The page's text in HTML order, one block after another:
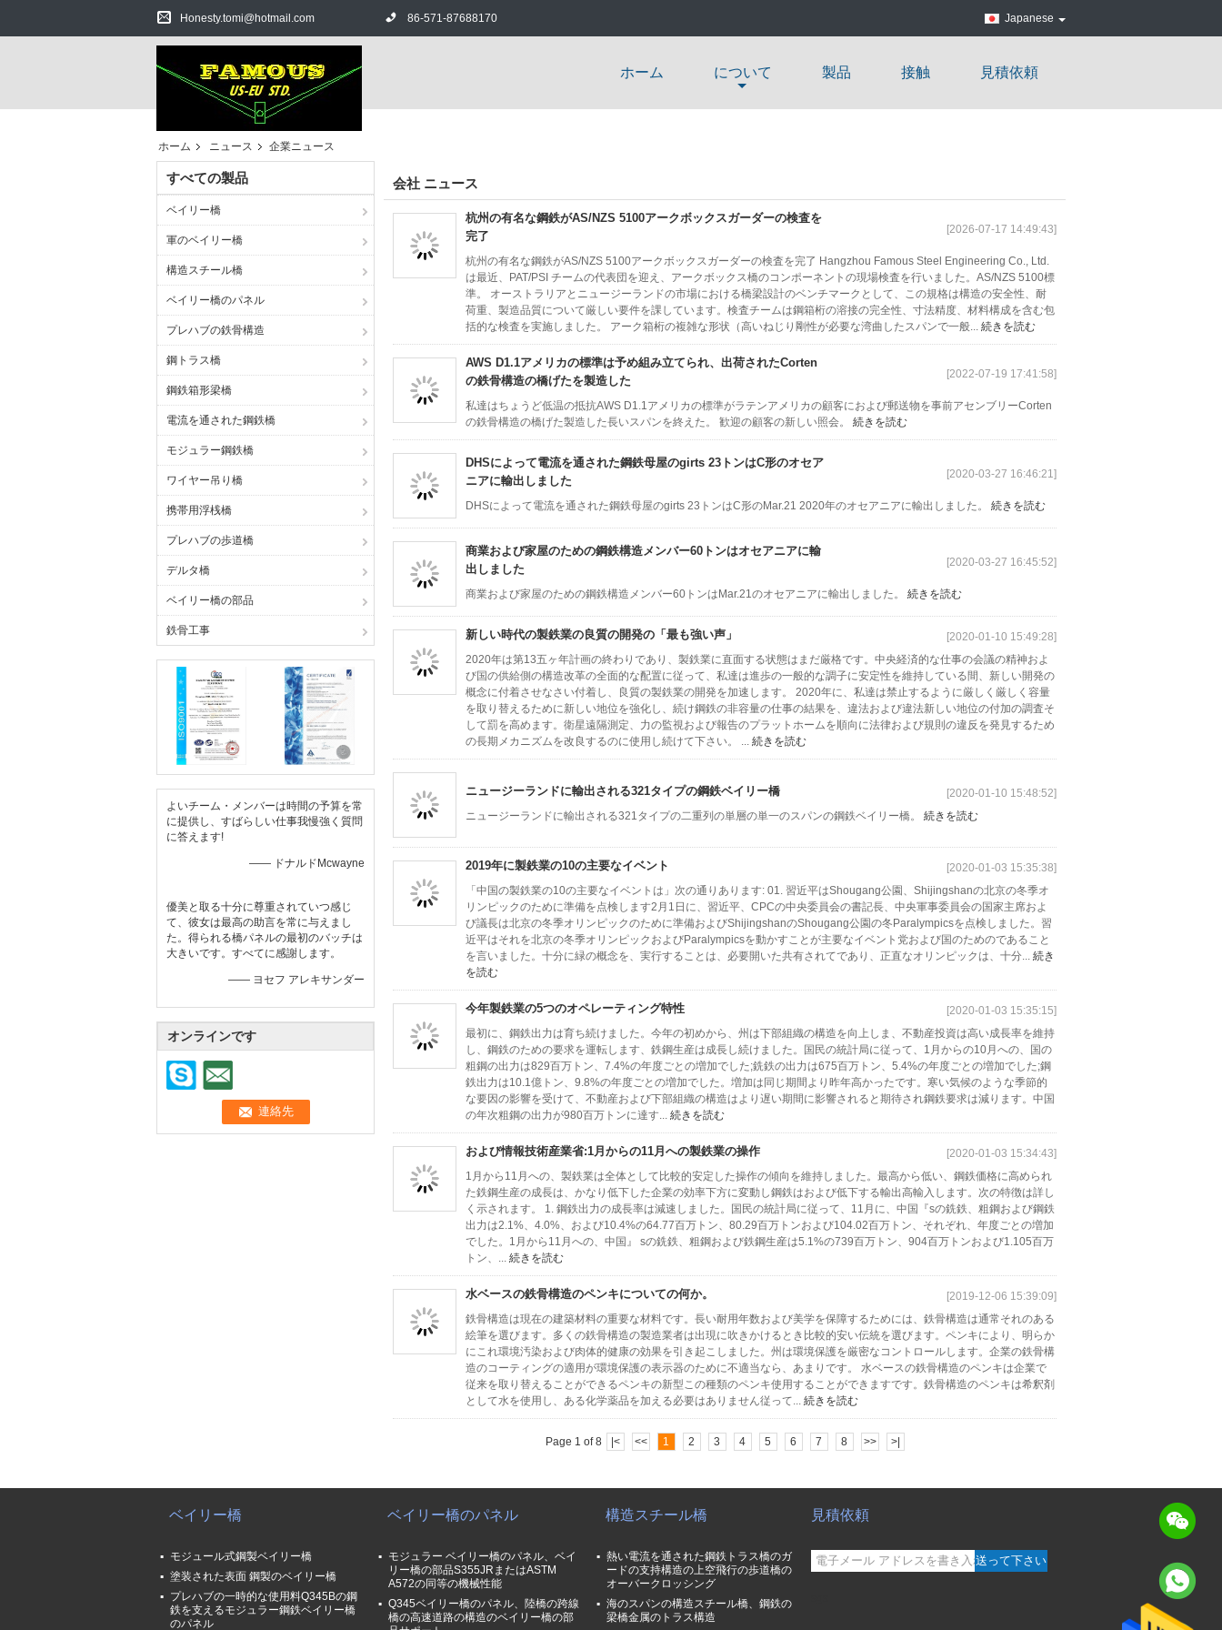
Honesty.tomi@hotmail.com 86-571-87688170 Japanese
ホーム について 製品 接触 見積依頼
ホーム ニュース 企業ニュース
すべての製品
ベイリー橋
軍のベイリー橋
構造スチール橋
ベイリー橋のパネル
プレハブの鉄骨構造
鋼トラス橋
鋼鉄箱形梁橋
電流を通された鋼鉄橋
モジュラー鋼鉄橋
ワイヤー吊り橋
携帯用浮桟橋
プレハブの歩道橋
デルタ橋
ベイリー橋の部品
鉄骨工事
よいチーム・メンバーは時間の予算を常
に提供し、すばらしい仕事我慢強く質問
に答えます!
—— ドナルドMcwayne
優美と取る十分に尊重されていつ感じ
て、彼女は最高の助言を常に与えまし
た。得られる橋パネルの最初のバッチは
大きいです。すべてに感謝します。
—— ヨセフ アレキサンダー
オンラインです
会社 ニュース
杭州の有名な鋼鉄がAS/NZS 5100アークボックスガーダーの検査を
完了
[2026-07-17 14:49:43]
杭州の有名な鋼鉄がAS/NZS 5100アークボックスガーダーの検査を完了 Hangzhou Famous Steel Engineering Co., Ltd.
は最近、PAT/PSI チームの代表団を迎え、アークボックス橋のコンポーネントの現場検査を行いました。AS/NZS 5100標
準。 オーストラリアとニュージーランドの市場における橋梁設計のベンチマークとして、この規格は構造の安全性、耐
荷重、製造品質について厳しい要件を課しています。検査チームは鋼箱桁の溶接の完全性、寸法精度、材料構成を含む包
括的な検査を実施しました。 アーク箱桁の複雑な形状（高いねじり剛性が必要な湾曲したスパンで一般... 続きを読む
AWS D1.1アメリカの標準は予め組み立てられ、出荷されたCorten
の鉄骨構造の橋げたを製造した
[2022-07-19 17:41:58]
私達はちょうど低温の抵抗AWS D1.1アメリカの標準がラテンアメリカの顧客におよび郵送物を事前アセンブリーCorten
の鉄骨構造の橋げた製造した長いスパンを終えた。 歓迎の顧客の新しい照会。 続きを読む
DHSによって電流を通された鋼鉄母屋のgirts 23トンはC形のオセア
ニアに輸出しました
[2020-03-27 16:46:21]
DHSによって電流を通された鋼鉄母屋のgirts 23トンはC形のMar.21 2020年のオセアニアに輸出しました。 続きを読む
商業および家屋のための鋼鉄構造メンバー60トンはオセアニアに輸
出しました
[2020-03-27 16:45:52]
商業および家屋のための鋼鉄構造メンバー60トンはMar.21のオセアニアに輸出しました。 続きを読む
新しい時代の製鉄業の良質の開発の「最も強い声」
[2020-01-10 15:49:28]
2020年は第13五ヶ年計画の終わりであり、製鉄業に直面する状態はまだ厳格です。中央経済的な仕事の会議の精神およ
び国の供給側の構造改革の全面的な配置に従って、私達は進歩の一般的な調子に安定性を維持している間、新しい開発の
概念に付着させなさい付着し、良質の製鉄業の開発を加速します。 2020年に、私達は禁止するように厳しく厳しく容量
を取り替えるために新しい地位を強化し、続け鋼鉄の非容量の仕事の結果を、違法および違法新しい地位の付加の調査そ
して罰を高めます。衛星遠隔測定、力の監視および報告のプラットホームを順向に法律および規則の違反を発見するため
の長期メカニズムを改良するのに使用し続けて下さい。 ... 続きを読む
ニュージーランドに輸出される321タイプの鋼鉄ベイリー橋
[2020-01-10 15:48:52]
ニュージーランドに輸出される321タイプの二重列の単層の単一のスパンの鋼鉄ベイリー橋。 続きを読む
2019年に製鉄業の10の主要なイベント
[2020-01-03 15:35:38]
「中国の製鉄業の10の主要なイベントは」次の通りあります: 01. 習近平はShougang公園、Shijingshanの北京の冬季オ
リンピックのために準備を点検します2月1日に、習近平、CPCの中央委員会の書記長、中央軍事委員会の国家主席およ
び議長は北京の冬季オリンピックのために準備およびShijingshanのShougang公園の冬Paralympicsを点検しました。習
近平はそれを北京の冬季オリンピックおよびParalympicsを動かすことが主要なイベント党および国のためのであること
を言いました。十分に緑の概念を、実行することは、必要開いた共有されてであり、正直なオリンピックは、十分... 続き
を読む
今年製鉄業の5つのオペレーティング特性
[2020-01-03 15:35:15]
最初に、鋼鉄出力は育ち続けました。今年の初めから、州は下部組織の構造を向上しま、不動産投資は高い成長率を維持
し、鋼鉄のための要求を運転します、鉄鋼生産は成長し続けました。国民の統計局に従って、1月からの10月への、国の
粗鋼の出力は829百万トン、7.4%の年度ごとの増加でした;銑鉄の出力は675百万トン、5.4%の年度ごとの増加でした;鋼
鉄出力は10.1億トン、9.8%の年度ごとの増加でした。増加は同じ期間より昨年高かったです。寒い気候のような季節的
な要因の影響を受けて、不動産および下部組織の構造はより遅い期間に影響されると期待され鋼鉄要求は減ります。中国
の年次粗鋼の出力が980百万トンに達す... 続きを読む
および情報技術産業省:1月からの11月への製鉄業の操作
[2020-01-03 15:34:43]
1月から11月への、製鉄業は全体として比較的安定した操作の傾向を維持しました。最高から低い、鋼鉄価格に高められ
た鉄鋼生産の成長は、かなり低下した企業の効率下方に変動し鋼鉄はおよび低下する輸出高輸入します。次の特徴は詳し
く示されます。 1. 鋼鉄出力の成長率は減速しました。国民の統計局に従って、11月に、中国『sの銑鉄、粗鋼および鋼鉄
出力は2.1%、4.0%、および10.4%の64.77百万トン、80.29百万トンおよび104.02百万トン、それぞれ、年度ごとの増加
でした。1月から11月への、中国』 sの銑鉄、粗鋼および鉄鋼生産は5.1%の739百万トン、904百万トンおよび1.105百万
トン、... 続きを読む
水ベースの鉄骨構造のペンキについての何か。
[2019-12-06 15:39:09]
鉄骨構造は現在の建築材料の重要な材料です。長い耐用年数および美学を保障するためには、鉄骨構造は通常それのある
絵筆を選びます。多くの鉄骨構造の製造業者は出現に吹きかけるとき比較的安い伝統を選びます。ペンキにより、明らか
にこれ環境汚染および肉体的健康の効果を引き起こしました。州は環境保護を厳密なコントロールします。企業の鉄骨構
造のコーティングの適用が環境保護の表示器のために不適当なら、あまりです。 水ベースの鉄骨構造のペンキは企業で
従来を取り替えることができるペンキの新型この種類のペンキ使用することができますです。鉄骨構造のペンキは希釈剤
として水を使用し、ある化学薬品を加える必要はありません従って... 続きを読む
Page 1 of 8 |< << 1 2 3 4 5 6 7 8 >> >|
ベイリー橋
モジュール式鋼製ベイリー橋
塗装された表面 鋼製のベイリー橋
プレハブの一時的な使用料Q345Bの鋼
鉄を支えるモジュラー鋼鉄ベイリー橋
のパネル
ベイリー橋のパネル
モジュラー ベイリー橋のパネル、ベイ
リー橋の部品S355JRまたはASTM
A572の同等の機械性能
Q345ベイリー橋のパネル、陸橋の跨線
橋の高速道路の構造のベイリー橋の部
構造スチール橋
熱い電流を通された鋼鉄トラス橋のガ
ードの支持構造の上空飛行の歩道橋の
オーバークロッシング
海のスパンの構造スチール橋、鋼鉄の
梁橋金属のトラス構造
見積依頼
送って下さい